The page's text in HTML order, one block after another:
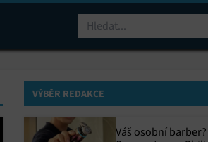
VÝBĚR REDAKCE
Váš osobní barber?